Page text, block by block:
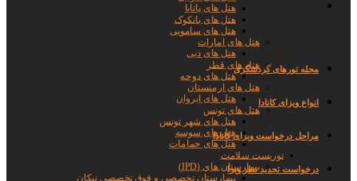
مجله تورهای گردشگری
انواع ویزای کانادا
مراحل درخواست ویزای کانادا
درخواست تجدید نظر ویزا
هتل های پاتایا
هتل های بانکوک
هتل های سامویی
هتل های امارات
هتل های دبی
هتل های قطر
هتل های دوحه
هتل های ارمنستان
هتل های ایروان
هتل های تونس
هتل های شهر تونس
هتل های سوسه
هتل های حمامات
توریست سلامت
بیمارستان های (IPD)
بیمارستان تخصصی و فوق تخصصی نیکان